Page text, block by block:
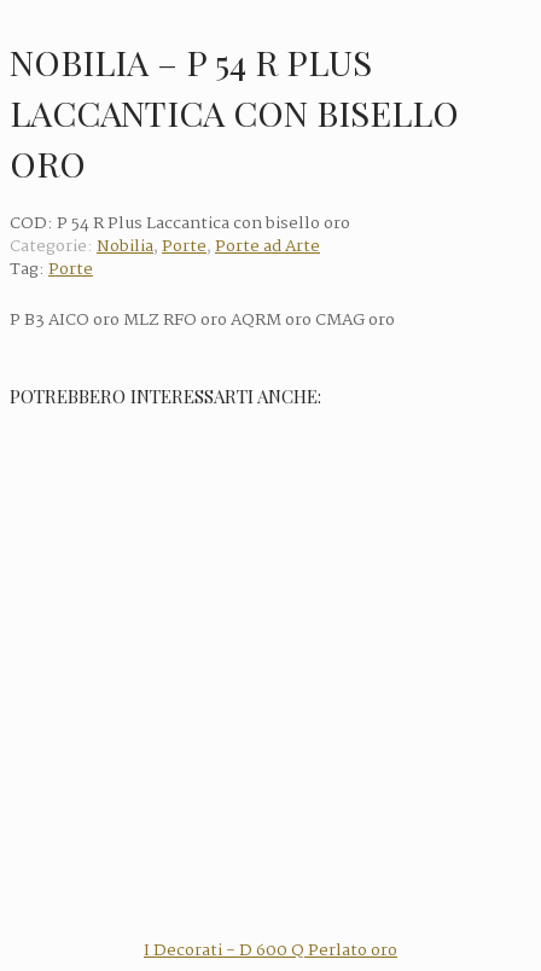
NOBILIA – P 54 R PLUS
LACCANTICA CON BISELLO
ORO
COD: P 54 R Plus Laccantica con bisello oro
Categorie: Nobilia,Porte,Porte ad Arte
Tag: Porte
P B3 AICO oro MLZ RFO oro AQRM oro CMAG oro
POTREBBERO INTERESSARTI ANCHE:
I Decorati - D 600 Q Perlato oro